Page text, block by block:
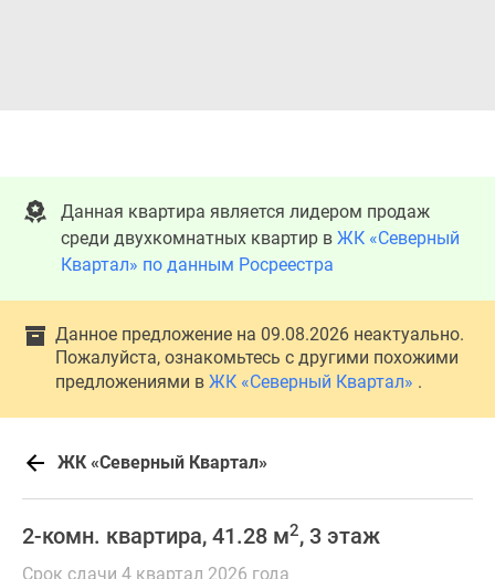
Данная квартира является лидером продаж
среди двухкомнатных квартир в ЖК «Северный
Квартал» по данным Росреестра
Данное предложение на 09.08.2026 неактуально.
Пожалуйста, ознакомьтесь с другими похожими
предложениями в ЖК «Северный Квартал» .
ЖК «Северный Квартал»
2-комн. квартира, 41.28 м2, 3 этаж
Срок сдачи 4 квартал 2026 года